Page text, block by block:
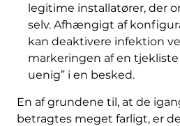
legitime installatører, der
selv. Afhængigt af
kan deaktivere infektion
markeringen af ​​en tjekliste
uenig” i en besked.
En af grundene til, at de
betragtes meget farligt, er